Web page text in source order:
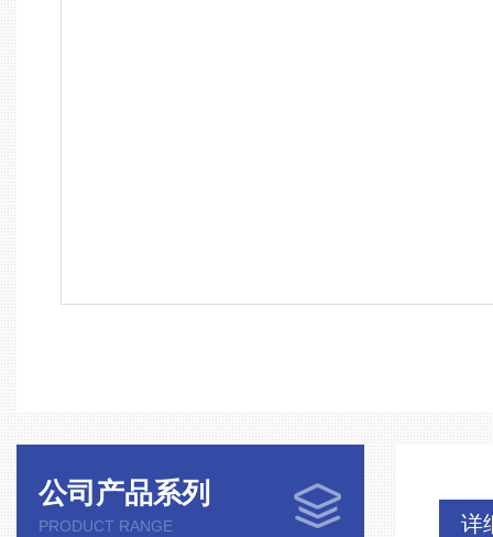
公司产品系列
PRODUCT RANGE 详